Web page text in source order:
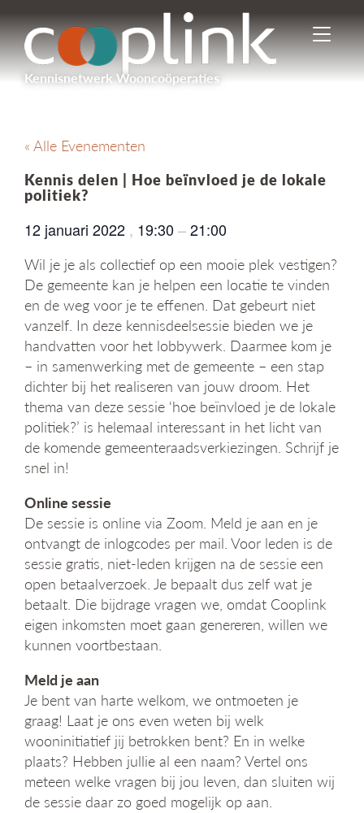
Kennisnetwerk Wooncoöperaties
I
n
-
h
e
n
v
i
g
t
e
« Alle Evenementen
Kennis delen | Hoe beïnvloed je de lokale
politiek?
12 januari 2022 , 19:30 –21:00
Wil je je als collectief op een mooie plek vestigen?
De gemeente kan je helpen een locatie te vinden
en de weg voor je te effenen. Dat gebeurt niet
vanzelf. In deze kennisdeelsessie bieden we je
handvatten voor het lobbywerk. Daarmee kom je
– in samenwerking met de gemeente – een stap
dichter bij het realiseren van jouw droom. Het
thema van deze sessie ‘hoe beïnvloed je de lokale
politiek?’ is helemaal interessant in het licht van
de komende gemeenteraadsverkiezingen. Schrijf je
snel in!
Online sessie
De sessie is online via Zoom. Meld je aan en je
ontvangt de inlogcodes per mail. Voor leden is de
sessie gratis, niet-leden krijgen na de sessie een
open betaalverzoek. Je bepaalt dus zelf wat je
betaalt. Die bijdrage vragen we, omdat Cooplink
eigen inkomsten moet gaan genereren, willen we
kunnen voortbestaan.
Meld je aan
Je bent van harte welkom, we ontmoeten je
graag! Laat je ons even weten bij welk
wooninitiatief jij betrokken bent? En in welke
plaats? Hebben jullie al een naam? Vertel ons
meteen welke vragen bij jou leven, dan sluiten wij
de sessie daar zo goed mogelijk op aan.